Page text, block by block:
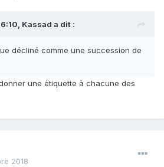
Kassad a dit :
décliné comme une succession de
une étiquette à chacune des
2018